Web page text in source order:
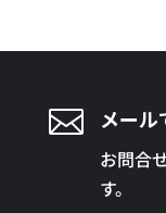
 メール
お問合
す。